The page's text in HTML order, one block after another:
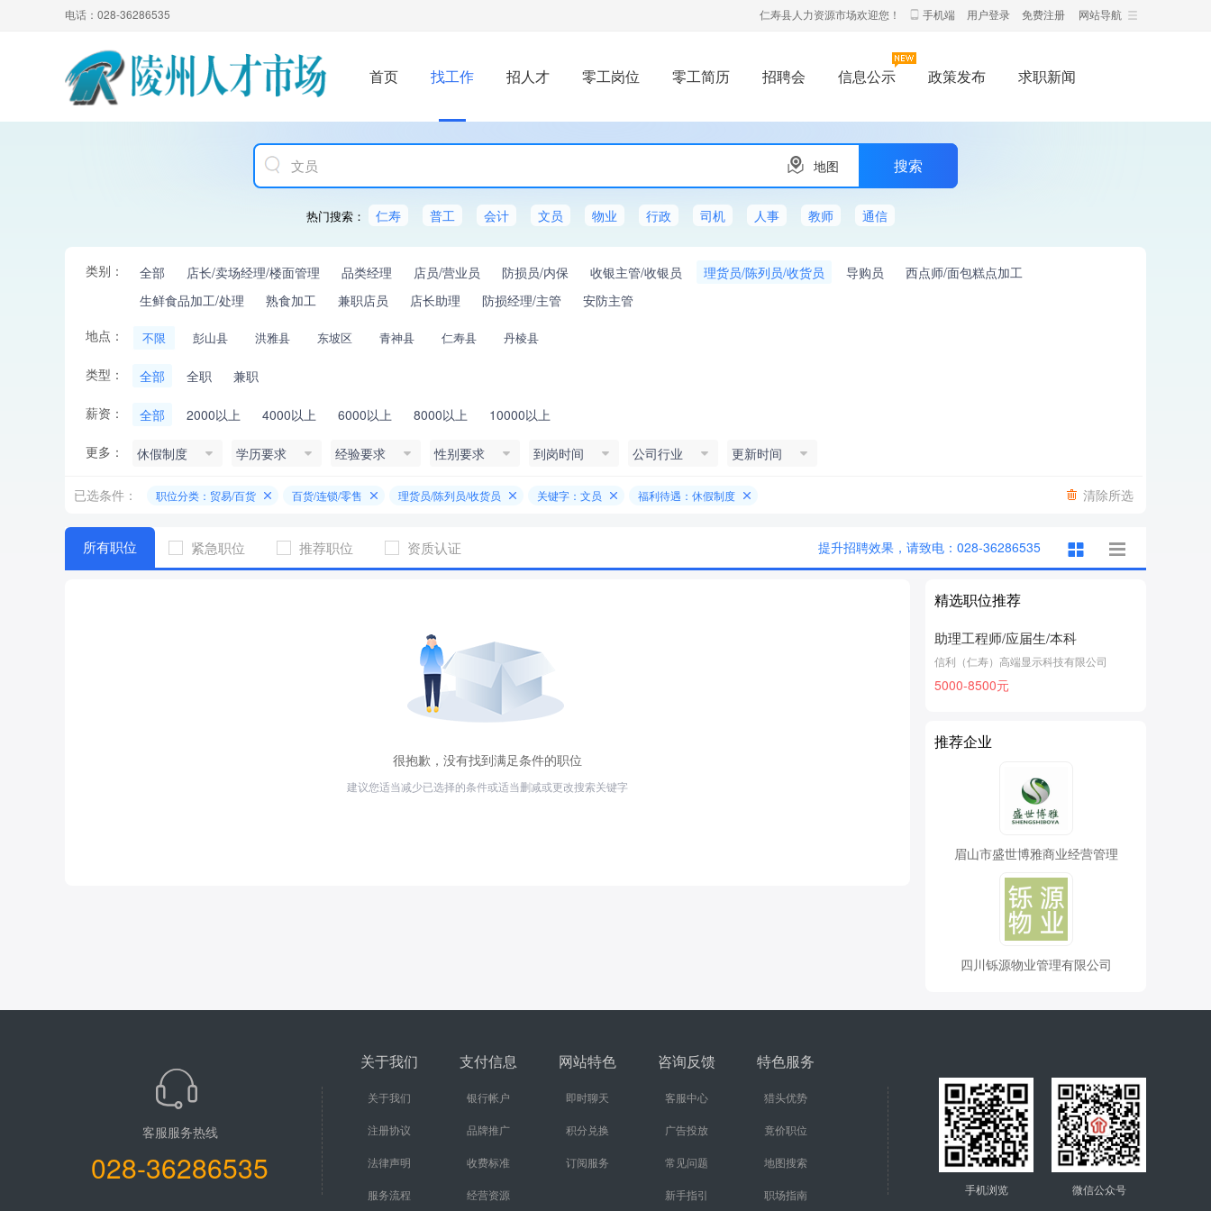
电话：028-36286535 网站导航
仁寿县人力资源市场欢迎您！ 手机端 用户登录 免费注册
首页 找工作 招人才 零工岗位 零工简历 招聘会 信息公示 政策发布 求职新闻
地图
热门搜索： 仁寿 普工 会计 文员 物业 行政 司机 人事 教师 通信
类别： 全部 店长/卖场经理/楼面管理 品类经理 店员/营业员 防损员/内保 收银主管/收银员 理货员/陈列员/收货员 导购员
西点师/面包糕点加工
生鲜食品加工/处理
熟食加工 兼职店员 店长助理 防损经理/主管
安防主管
地点：
不限 彭山县 洪雅县 东坡区 青神县 仁寿县 丹棱县
类型： 全部 全职 兼职
薪资： 全部 2000以上 4000以上 6000以上 8000以上 10000以上
更多： 休假制度 学历要求 经验要求 性别要求 到岗时间 公司行业 更新时间
清除所选
已选条件： 职位分类：贸易/百货 百货/连锁/零售 理货员/陈列员/收货员 关键字：文员 福利待遇：休假制度
所有职位 紧急职位 推荐职位 资质认证 提升招聘效果，请致电：028-36286535
很抱歉，没有找到满足条件的职位
建议您适当减少已选择的条件或适当删减或更改搜索关键字
精选职位推荐
助理工程师/应届生/本科
信利（仁寿）高端显示科技有限公司
5000-8500元
推荐企业
眉山市盛世博雅商业经营管理
四川铄源物业管理有限公司
客服服务热线
028-36286535
关于我们
关于我们
注册协议
法律声明
服务流程
支付信息
银行帐户
品牌推广
收费标准
经营资源
网站特色
即时聊天
积分兑换
订阅服务
咨询反馈
客服中心
广告投放
常见问题
新手指引
特色服务
猎头优势
竟价职位
地图搜索
职场指南 微信公众号
手机浏览